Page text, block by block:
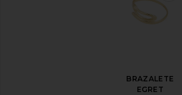
BRAZALETE
EGRET